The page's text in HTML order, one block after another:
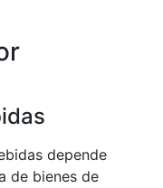
depende
de bienes de